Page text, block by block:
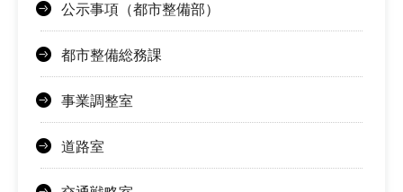
公示事項（都市整備部）
都市整備総務課
事業調整室
道路室